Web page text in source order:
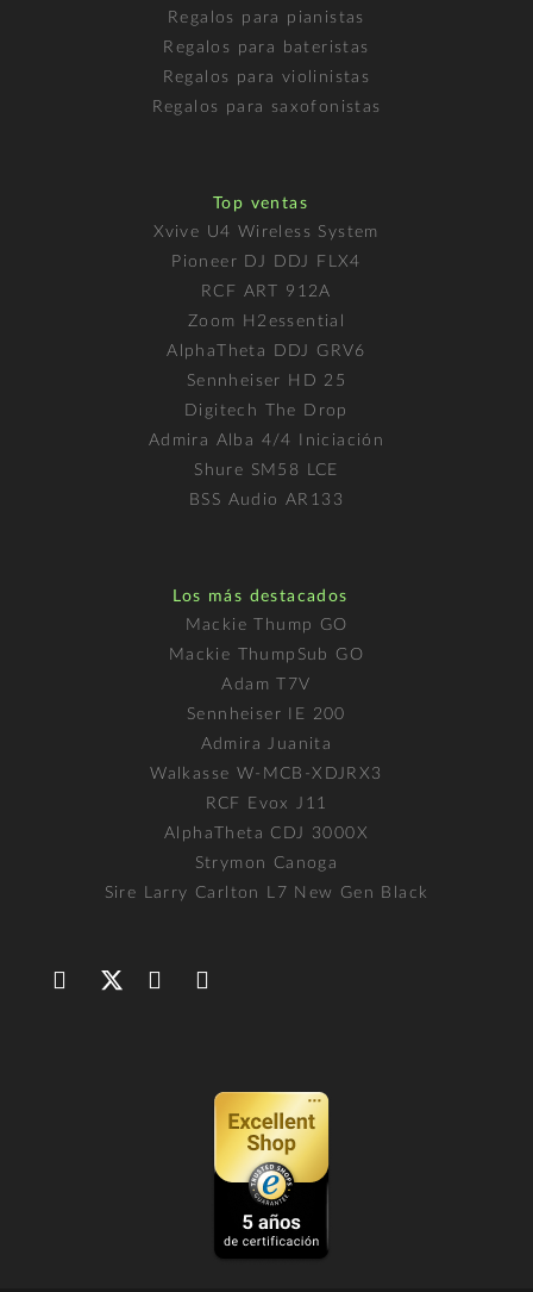
Regalos para pianistas
Regalos para bateristas
Regalos para violinistas
Regalos para saxofonistas
Top ventas
Xvive U4 Wireless System
Pioneer DJ DDJ FLX4
RCF ART 912A
Zoom H2essential
AlphaTheta DDJ GRV6
Sennheiser HD 25
Digitech The Drop
Admira Alba 4/4 Iniciación
Shure SM58 LCE
BSS Audio AR133
Los más destacados
Mackie Thump GO
Mackie ThumpSub GO
Adam T7V
Sennheiser IE 200
Admira Juanita
Walkasse W-MCB-XDJRX3
RCF Evox J11
AlphaTheta CDJ 3000X
Strymon Canoga
Sire Larry Carlton L7 New Gen Black